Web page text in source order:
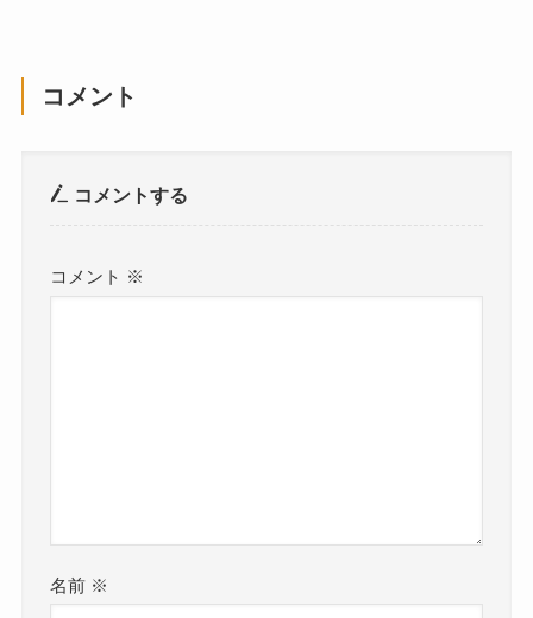
コメント
コメントする
コメント ※
名前 ※